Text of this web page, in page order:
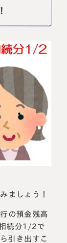
ましょう！
の預金残高
続分1/2で
引き出すこ